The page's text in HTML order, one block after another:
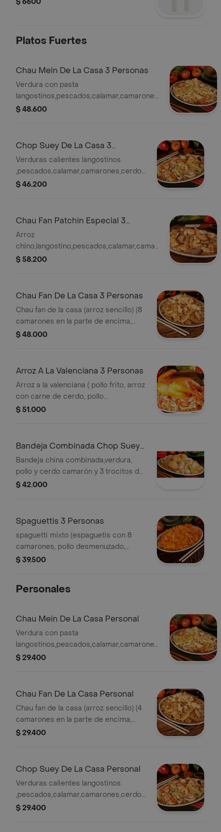
Platos Fuertes
Chau Mein De La Casa 3 Personas
Verdura con pasta
langostinos,pescados,calamar,camarones,cerdo,res
y pollo desmenuzado
$ 48.600
Chop Suey De La Casa 3
Personas
Verduras calientes langostinos
,pescados,calamar,camarones,cerdo
,res y pollo desmenuzado
$ 46.200
Chau Fan Patchin Especial 3
Personas
Arroz
chino,langostino,pescados,calamar,camarones,cerdo,res
y pollo desmenuzado
$ 58.200
Chau Fan De La Casa 3 Personas
Chau fan de la casa (arroz sencillo) (8
camarones en la parte de encima,
pollo desmenuzado, carne de cerdo,
$ 48.000
Arroz A La Valenciana 3 Personas
Arroz a la valenciana ( pollo frito, arroz
con carne de cerdo, pollo
desmenuzado y jamón de pollo)
$ 51.000
Bandeja Combinada Chop Suey
2 Personas
Bandeja china combinada,verdura,
pollo y cerdo camarón y 3 trocitos de
cerdo agridulce.
$ 42.000
Spaguettis 3 Personas
spaguetti mixto (espaguetis con 8
camarones, pollo desmenuzado,
carne de cerdo, rodajas de cebolla,en
$ 39.500
Personales
Chau Mein De La Casa Personal
Verdura con pasta
langostinos,pescados,calamar,camarones,cerdo,res
y pollo desmenuzado
$ 29.400
Chau Fan De La Casa Personal
Chau fan de la casa (arroz sencillo) (4
camarones en la parte de encima,
pollo desmenuzado, carne de cerdo,
$ 29.400
Chop Suey De La Casa Personal
Verduras calientes langostinos
,pescados,calamar,camarones,cerdo
,res y pollo desmenuzado
$ 29.400